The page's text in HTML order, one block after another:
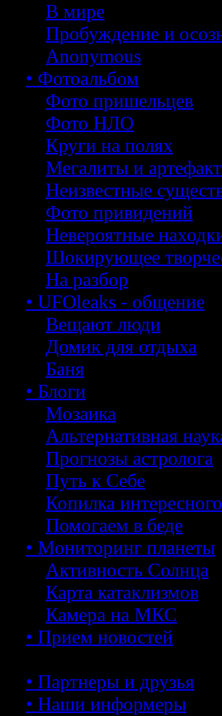
В мире
Пробуждение и
Anonymous
• Фотоальбом
Фото пришельцев
Фото НЛО
Круги на полях
Мегалиты и
Неизвестные
Фото привидений
Невероятные
Шокирующее
На разбор
• UFOleaks - общение
Вещают люди
Домик для отдыха
Баня
• Блоги
Мозаика
Альтернативная
Прогнозы астролога
Путь к Себе
Копилка интересного
Помогаем в беде
• Мониторинг планеты
Активность Солнца
Карта катаклизмов
Камера на МКС
• Прием новостей
• Партнеры и друзья
• Наши информеры